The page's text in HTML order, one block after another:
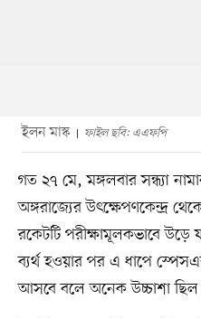
ইলন মাস্ক ফাইল ছবি: এএফপি
গত ২৭ মে, মঙ্গলবার সন্ধ্যা
অঙ্গরাজ্যের উৎক্ষেপণকেন্দ্র
রকেটটি পরীক্ষামূলকভাবে উড়ে
ব্যর্থ হওয়ার পর এ ধাপে
আসবে বলে অনেক উচ্চাশা